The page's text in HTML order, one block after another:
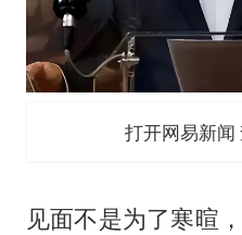
打开网易新闻
见面不是为了寒暄